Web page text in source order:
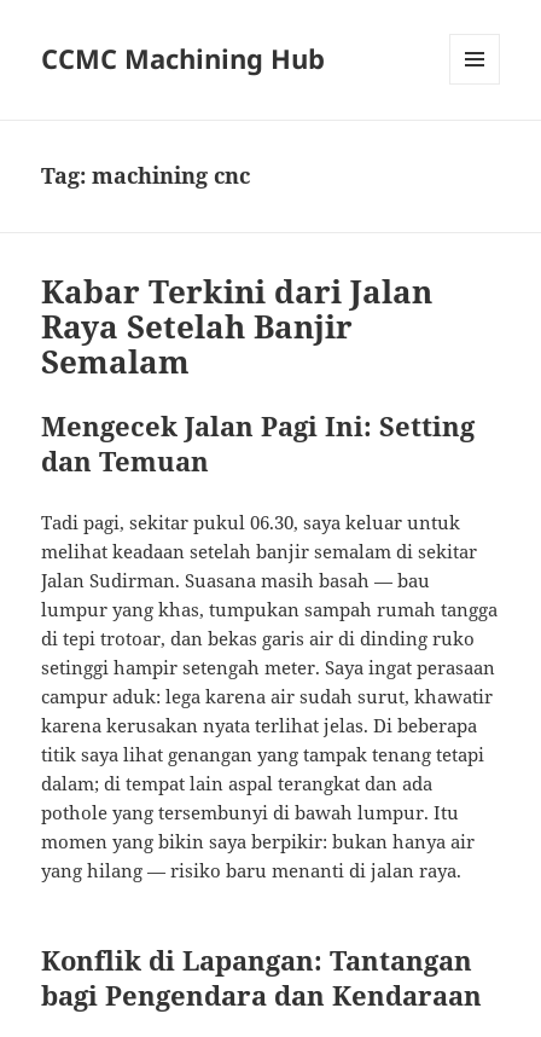
CCMC Machining Hub
Tag:machining cnc
Kabar Terkini dari Jalan
Raya Setelah Banjir
Semalam
Mengecek Jalan Pagi Ini: Setting
dan Temuan
Tadi pagi, sekitar pukul 06.30, saya keluar untuk
melihat keadaan setelah banjir semalam di sekitar
Jalan Sudirman. Suasana masih basah — bau
lumpur yang khas, tumpukan sampah rumah tangga
di tepi trotoar, dan bekas garis air di dinding ruko
setinggi hampir setengah meter. Saya ingat perasaan
campur aduk: lega karena air sudah surut, khawatir
karena kerusakan nyata terlihat jelas. Di beberapa
titik saya lihat genangan yang tampak tenang tetapi
dalam; di tempat lain aspal terangkat dan ada
pothole yang tersembunyi di bawah lumpur. Itu
momen yang bikin saya berpikir: bukan hanya air
yang hilang — risiko baru menanti di jalan raya.
Konflik di Lapangan: Tantangan
bagi Pengendara dan Kendaraan